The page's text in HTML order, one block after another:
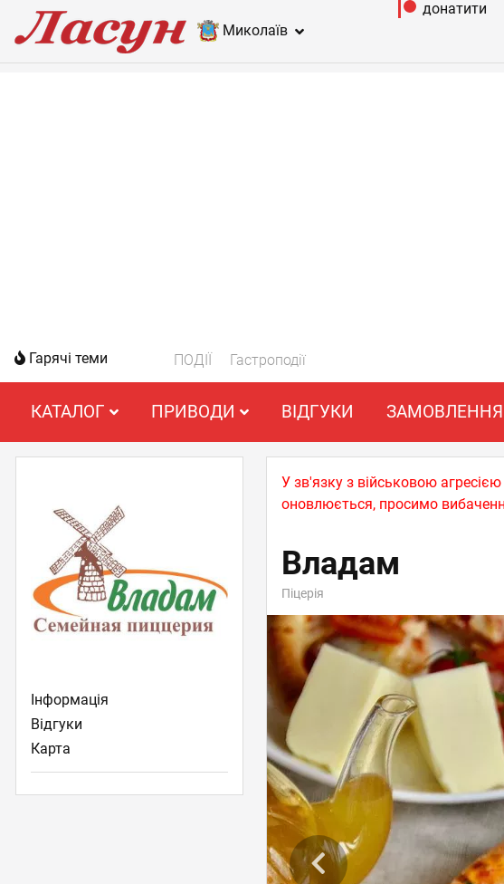
Миколаїв
донатити
Гарячі теми ПОДІЇ Гастроподії
КАТАЛОГ ПРИВОДИ ВІДГУКИ ЗАМОВЛЕННЯ
У зв'язку з військовою
оновлюється, просимо
Владам
Піцерія
Інформація
Відгуки
Карта